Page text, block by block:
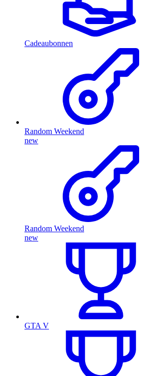
Cadeaubonnen
Random Weekend
new
Random Weekend
new
GTA V